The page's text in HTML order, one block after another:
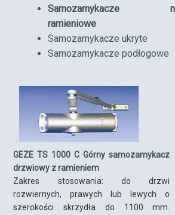
Samozamykacze
ramieniowe
Samozamykacze ukryte
Samozamykacze podłogowe
GEZE TS 1000 C Górny samozamykacz
drzwiowy z ramieniem
Zakres stosowania: do drzwi
rozwiernych, prawych lub lewych o
szerokości skrzydła do 1100 mm.